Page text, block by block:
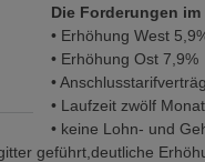
Die Forderungen
• Erhöhung West
• Erhöhung Ost 7,9%
•
• Laufzeit zwölf
• keine Lohn- und
geführt,deutliche